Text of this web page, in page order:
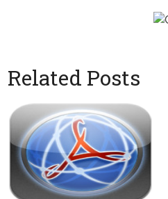
Related Posts